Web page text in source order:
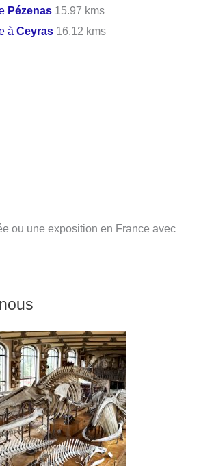
Pézenas 15.97 kms
àCeyras 16.12 kms
ou une exposition en France avec